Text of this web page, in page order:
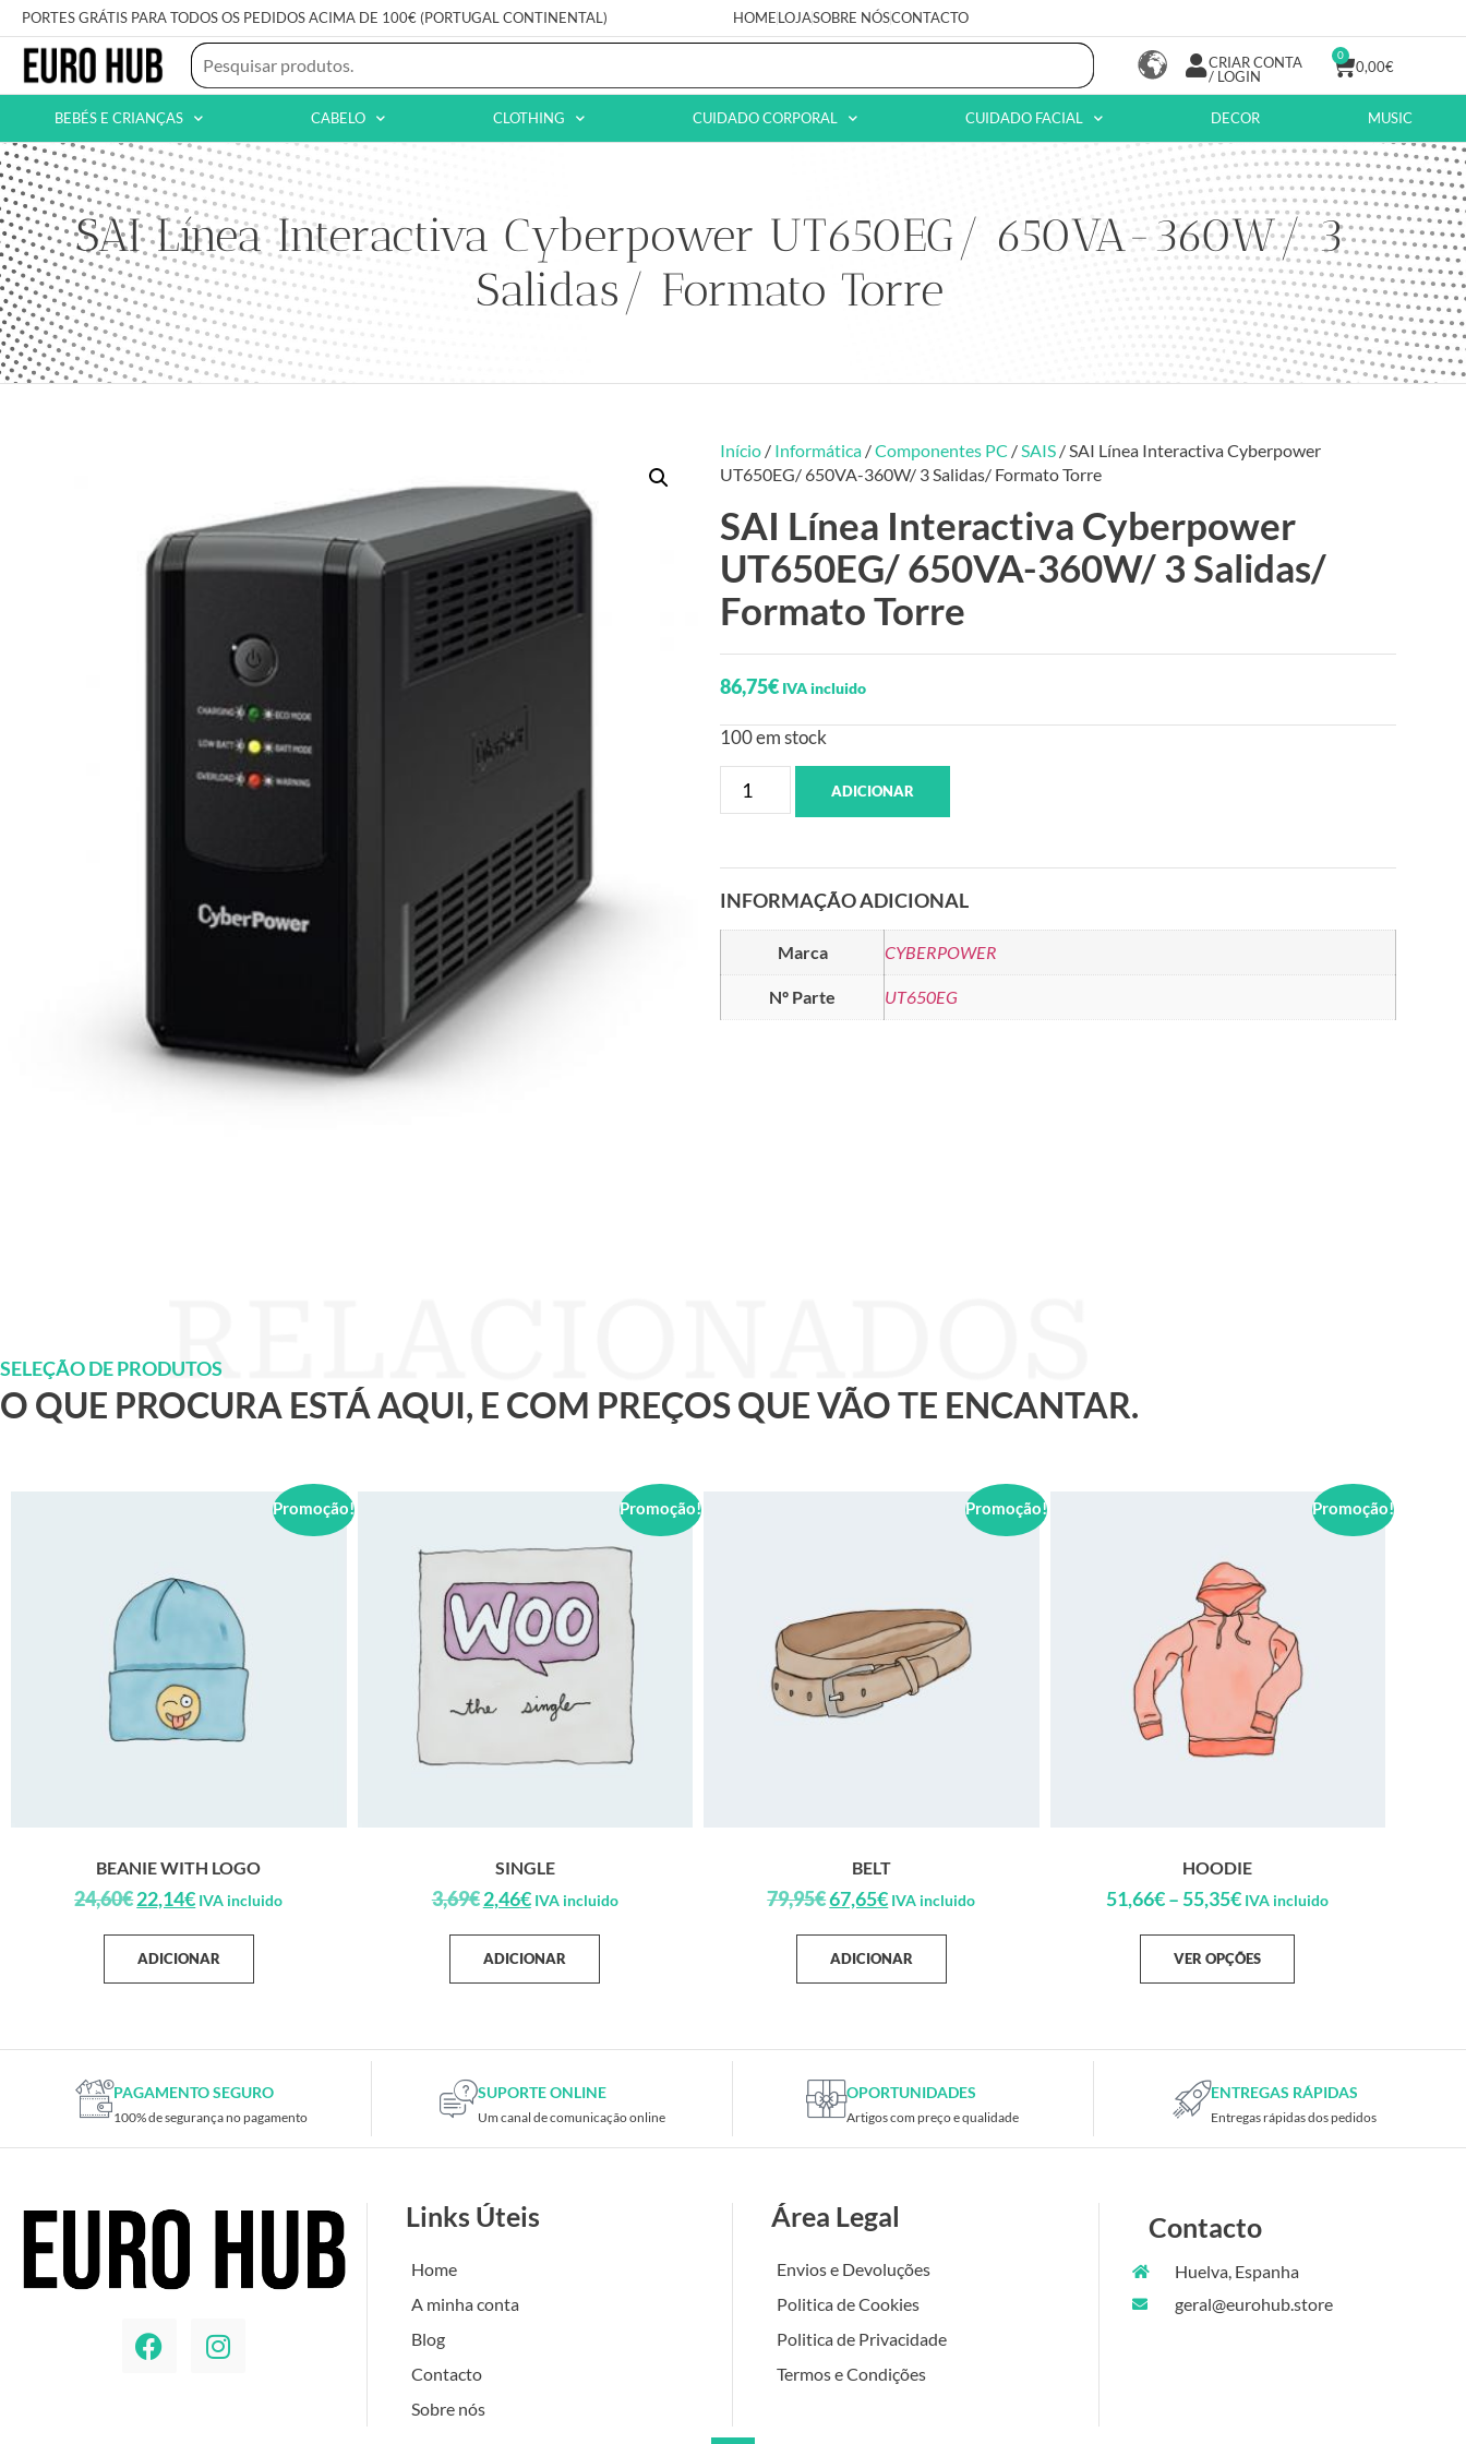
PORTES GRÁTIS PARA TODOS OS PEDIDOS ACIMA DE 100€ (PORTUGAL CONTINENTAL) HOMELOJASOBRE NÓSCONTACTO
CRIAR CONTA
/ LOGIN
0,00€
0
BEBÉS E CRIANÇAS CABELO CLOTHING CUIDADO CORPORAL CUIDADO FACIAL DECOR MUSIC
SAI Línea Interactiva Cyberpower UT650EG/ 650VA-360W/ 3
Salidas/ Formato Torre
Início / Informática /Componentes PC /SAIS / SAI Línea Interactiva Cyberpower
UT650EG/ 650VA-360W/ 3 Salidas/ Formato Torre
SAI Línea Interactiva Cyberpower
UT650EG/ 650VA-360W/ 3 Salidas/
Formato Torre
86,75€ IVA incluido
100 em stock
ADICIONAR
INFORMAÇÃO ADICIONAL
Marca CYBERPOWER
Nº Parte UT650EG
SELEÇÃO DE PRODUTOS
O QUE PROCURA ESTÁ AQUI, E COM PREÇOS QUE VÃO TE ENCANTAR.
Promoção!
BEANIE WITH LOGO
24,60€22,14€ IVA incluido
ADICIONAR
Promoção!
SINGLE
3,69€2,46€ IVA incluido
ADICIONAR
Promoção!
BELT
79,95€67,65€ IVA incluido
ADICIONAR
Promoção!
HOODIE
51,66€– 55,35€ IVA incluido
VER OPÇÕES
PAGAMENTO SEGURO
100% de segurança no pagamento
SUPORTE ONLINE
Um canal de comunicação online
OPORTUNIDADES
Artigos com preço e qualidade
ENTREGAS RÁPIDAS
Entregas rápidas dos pedidos
Links Úteis
Home
A minha conta
Blog
Contacto
Sobre nós
Área Legal
Envios e Devoluções
Politica de Cookies
Politica de Privacidade
Termos e Condições
Contacto
Huelva, Espanha
geral@eurohub.store